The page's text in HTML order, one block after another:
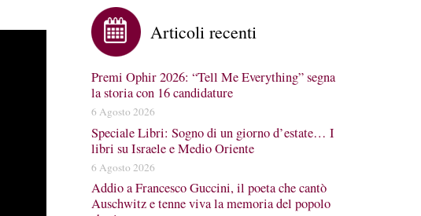
Articoli recenti
Premi Ophir 2026: “Tell Me Everything” segna
la storia con 16 candidature
6 Agosto 2026
Speciale Libri: Sogno di un giorno d’estate… I
libri su Israele e Medio Oriente
6 Agosto 2026
Addio a Francesco Guccini, il poeta che cantò
Auschwitz e tenne viva la memoria del popolo